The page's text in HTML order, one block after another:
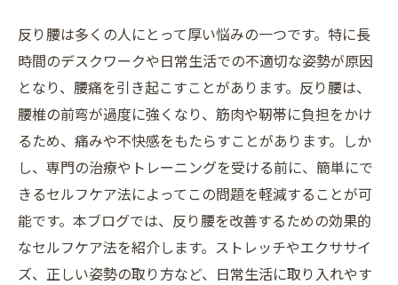
反り腰は多くの人にとって厚い悩みの一つです。特に長
時間のデスクワークや日常生活での不適切な姿勢が原因
となり、腰痛を引き起こすことがあります。反り腰は、
腰椎の前弯が過度に強くなり、筋肉や靭帯に負担をかけ
るため、痛みや不快感をもたらすことがあります。しか
し、専門の治療やトレーニングを受ける前に、簡単にで
きるセルフケア法によってこの問題を軽減することが可
能です。本ブログでは、反り腰を改善するための効果的
なセルフケア法を紹介します。ストレッチやエクササイ
ズ、正しい姿勢の取り方など、日常生活に取り入れやす